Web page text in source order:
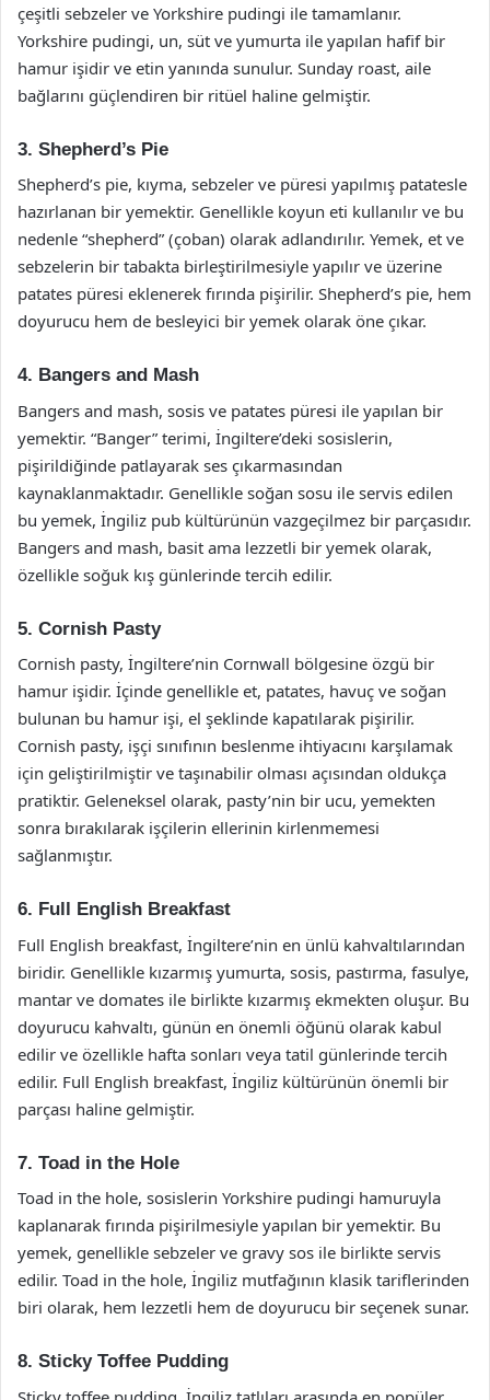
çeşitli sebzeler ve Yorkshire pudingi ile tamamlanır.
Yorkshire pudingi, un, süt ve yumurta ile yapılan hafif bir
hamur işidir ve etin yanında sunulur. Sunday roast, aile
bağlarını güçlendiren bir ritüel haline gelmiştir.
3. Shepherd’s Pie
Shepherd’s pie, kıyma, sebzeler ve püresi yapılmış patatesle
hazırlanan bir yemektir. Genellikle koyun eti kullanılır ve bu
nedenle “shepherd” (çoban) olarak adlandırılır. Yemek, et ve
sebzelerin bir tabakta birleştirilmesiyle yapılır ve üzerine
patates püresi eklenerek fırında pişirilir. Shepherd’s pie, hem
doyurucu hem de besleyici bir yemek olarak öne çıkar.
4. Bangers and Mash
Bangers and mash, sosis ve patates püresi ile yapılan bir
yemektir. “Banger” terimi, İngiltere’deki sosislerin,
pişirildiğinde patlayarak ses çıkarmasından
kaynaklanmaktadır. Genellikle soğan sosu ile servis edilen
bu yemek, İngiliz pub kültürünün vazgeçilmez bir parçasıdır.
Bangers and mash, basit ama lezzetli bir yemek olarak,
özellikle soğuk kış günlerinde tercih edilir.
5. Cornish Pasty
Cornish pasty, İngiltere’nin Cornwall bölgesine özgü bir
hamur işidir. İçinde genellikle et, patates, havuç ve soğan
bulunan bu hamur işi, el şeklinde kapatılarak pişirilir.
Cornish pasty, işçi sınıfının beslenme ihtiyacını karşılamak
için geliştirilmiştir ve taşınabilir olması açısından oldukça
pratiktir. Geleneksel olarak, pasty’nin bir ucu, yemekten
sonra bırakılarak işçilerin ellerinin kirlenmemesi
sağlanmıştır.
6. Full English Breakfast
Full English breakfast, İngiltere’nin en ünlü kahvaltılarından
biridir. Genellikle kızarmış yumurta, sosis, pastırma, fasulye,
mantar ve domates ile birlikte kızarmış ekmekten oluşur. Bu
doyurucu kahvaltı, günün en önemli öğünü olarak kabul
edilir ve özellikle hafta sonları veya tatil günlerinde tercih
edilir. Full English breakfast, İngiliz kültürünün önemli bir
parçası haline gelmiştir.
7. Toad in the Hole
Toad in the hole, sosislerin Yorkshire pudingi hamuruyla
kaplanarak fırında pişirilmesiyle yapılan bir yemektir. Bu
yemek, genellikle sebzeler ve gravy sos ile birlikte servis
edilir. Toad in the hole, İngiliz mutfağının klasik tariflerinden
biri olarak, hem lezzetli hem de doyurucu bir seçenek sunar.
8. Sticky Toffee Pudding